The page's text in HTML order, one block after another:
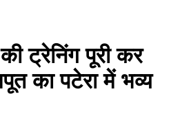
ट्रेनिंग पूरी कर
का पटेरा में भव्य